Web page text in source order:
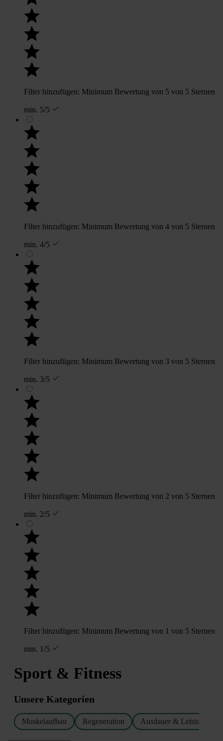
Filter hinzufügen: Minimum Bewertung von 5 von 5 Sternen
min. 5/5
Filter hinzufügen: Minimum Bewertung von 4 von 5 Sternen
min. 4/5
Filter hinzufügen: Minimum Bewertung von 3 von 5 Sternen
min. 3/5
Filter hinzufügen: Minimum Bewertung von 2 von 5 Sternen
min. 2/5
Filter hinzufügen: Minimum Bewertung von 1 von 5 Sternen
min. 1/5
Sport & Fitness
Unsere Kategorien
Muskelaufbau Regeneration Ausdauer &